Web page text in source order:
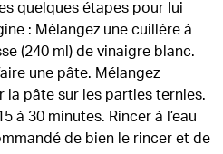
quelques étapes pour lui
: Mélangez une cuillère à
(240 ml) de vinaigre blanc.
une pâte. Mélangez
la pâte sur les parties ternies.
à 30 minutes. Rincer à l’eau
de bien le rincer et de